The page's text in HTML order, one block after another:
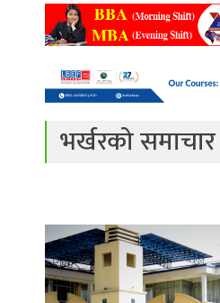
भर्खरको समाचार